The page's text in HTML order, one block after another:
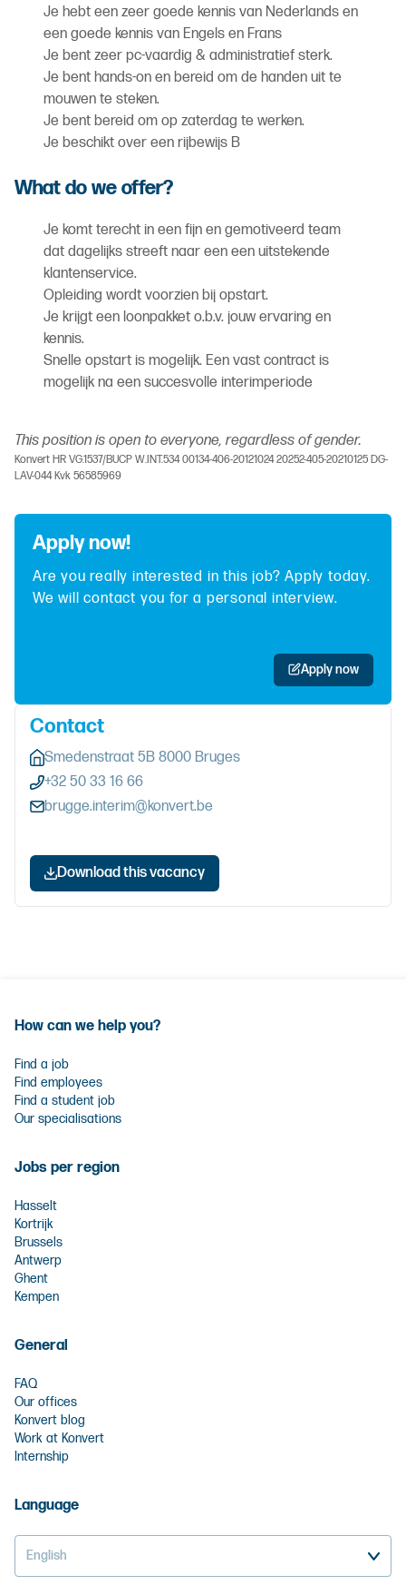
Je hebt een zeer goede kennis van Nederlands en
een goede kennis van Engels en Frans
Je bent zeer pc-vaardig & administratief sterk.
Je bent hands-on en bereid om de handen uit te
mouwen te steken.
Je bent bereid om op zaterdag te werken.
Je beschikt over een rijbewijs B
What do we offer?
Je komt terecht in een fijn en gemotiveerd team
dat dagelijks streeft naar een een uitstekende
klantenservice.
Opleiding wordt voorzien bij opstart.
Je krijgt een loonpakket o.b.v. jouw ervaring en
kennis.
Snelle opstart is mogelijk. Een vast contract is
mogelijk na een succesvolle interimperiode
This position is open to everyone, regardless of gender.
Konvert HR VG.1537/BUCP W.INT.534 00134-406-20121024 20252-405-20210125 DG-
LAV-044 Kvk 56585969
Apply now!
Are you really interested in this job? Apply today.
We will contact you for a personal interview.
Apply now
Contact
Smedenstraat 5B 8000 Bruges
+32 50 33 16 66
brugge.interim@konvert.be
Download this vacancy
How can we help you?
Find a job
Find employees
Find a student job
Our specialisations
Jobs per region
Hasselt
Kortrijk
Brussels
Antwerp
Ghent
Kempen
General
FAQ
Our offices
Konvert blog
Work at Konvert
Internship
Language
English